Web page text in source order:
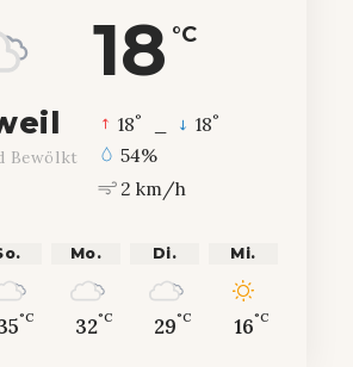
18 °C
Bewölkt
18° 18°
54%
2 km/h
°C
Mo.
32°C
Di.
29°C
Mi.
16°C